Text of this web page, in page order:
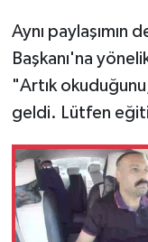
Aynı paylaşımın
Başkanı'na
"Artık
geldi. Lütfen